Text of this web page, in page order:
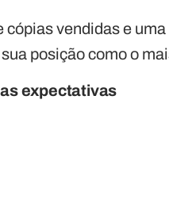
cópias vendidas e
posição como o
expectativas